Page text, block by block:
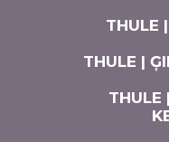
THULE
THULE |
THULE